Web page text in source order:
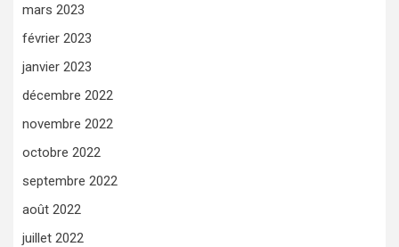
mars 2023
février 2023
janvier 2023
décembre 2022
novembre 2022
octobre 2022
septembre 2022
août 2022
juillet 2022